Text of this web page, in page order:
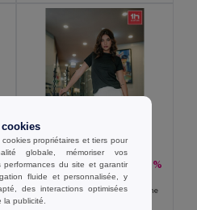
5,74 €6,92 € -17%
TH Clothes 30317
T-shirt à coupe régulière pour femme
propriétaires et tiers pour
globale, mémoriser vos
performances du site et garantir
fluide et personnalisée, y
des interactions optimisées
publicité.